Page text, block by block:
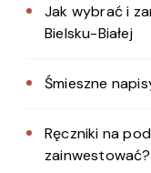
Jak wybrać i
Bielsku-Białej
Śmieszne
Ręczniki na
zainwestować?